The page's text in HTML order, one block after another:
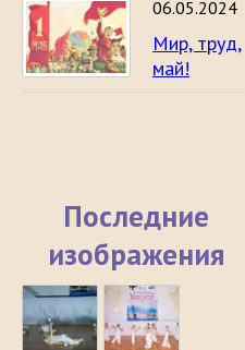
06.05.2024
Мир, труд,
май!
Последние
изображения